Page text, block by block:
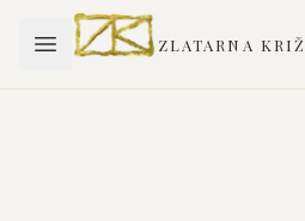
ZLATARNA